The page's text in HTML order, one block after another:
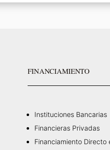
FINANCIAMIENTO
Instituciones Bancarias
Financieras Privadas
Financiamiento Directo